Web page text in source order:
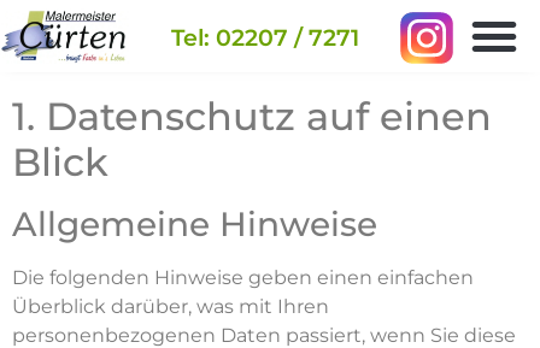
Tel: 02207 / 7271
1. Datenschutz auf einen
Blick
Allgemeine Hinweise
Die folgenden Hinweise geben einen einfachen
Überblick darüber, was mit Ihren
personenbezogenen Daten passiert, wenn Sie diese